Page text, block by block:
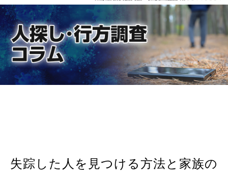
失踪した人を見つける方法と家族の